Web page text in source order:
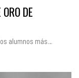
DE
alumnos más…